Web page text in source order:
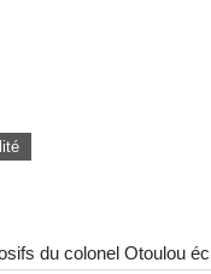
du colonel Otoulou